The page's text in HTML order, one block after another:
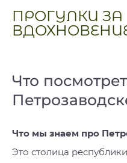
ПРОГУЛКИ ЗА
Что
Что мы знаем про
Это столица